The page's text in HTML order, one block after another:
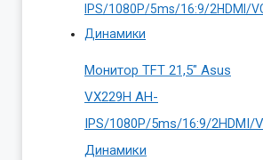
Монитор TFT 21,5″ Asus
VX229H AH-
IPS/1080P/5ms/16:9/2HDMI/
Динамики